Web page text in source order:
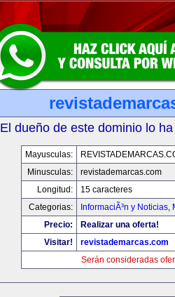
El dueño de este dominio lo
Mayusculas:
Minusculas:
revistademarcas.com
Longitud:
15 caracteres
Categorias:
InformaciÃ³n y Noticias,
Precio:
Realizar una oferta!
Visitar!
revistademarcas.com
Serán consideradas